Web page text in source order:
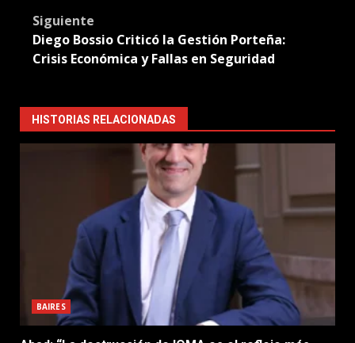
Siguiente
Diego Bossio Criticó la Gestión Porteña:
Crisis Económica y Fallas en Seguridad
HISTORIAS RELACIONADAS
BAIRES